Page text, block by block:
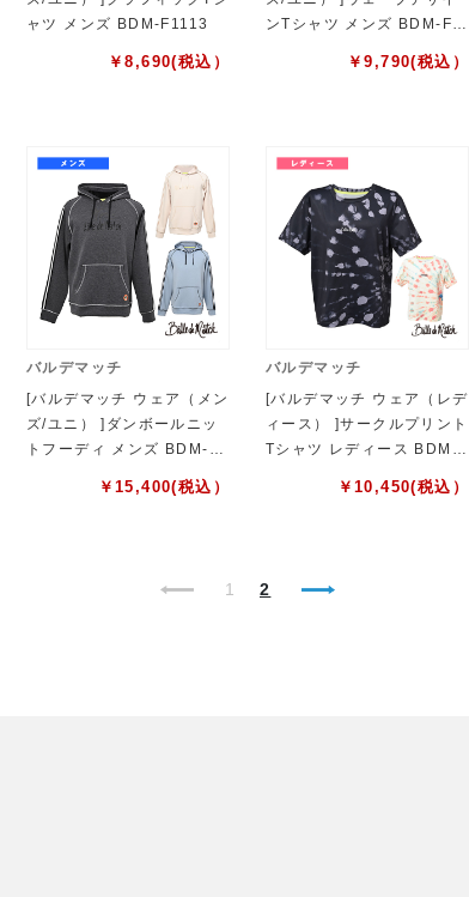
ャツ メンズ BDM-F1113
￥8,690(税込）
ンTシャツ メンズ BDM-F1
￥9,790(税込）
バルデマッチ
[バルデマッチ ウェア（メン
ズ/ユニ） ]ダンボールニッ
トフーディ メンズ BDM-F1
￥ 15,400(税込）
バルデマッチ
[バルデマッチ ウェア（レデ
ィース） ]サークルプリント
Tシャツ レディース BDM-F
￥ 10,450(税込）
1 2